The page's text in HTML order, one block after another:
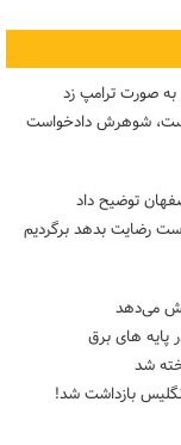
صورت ترامپ زد
شوهرش دادخواست
رضایت بدهد برگردیم
می‌دهد
پایه های برق
بازداشت شد!